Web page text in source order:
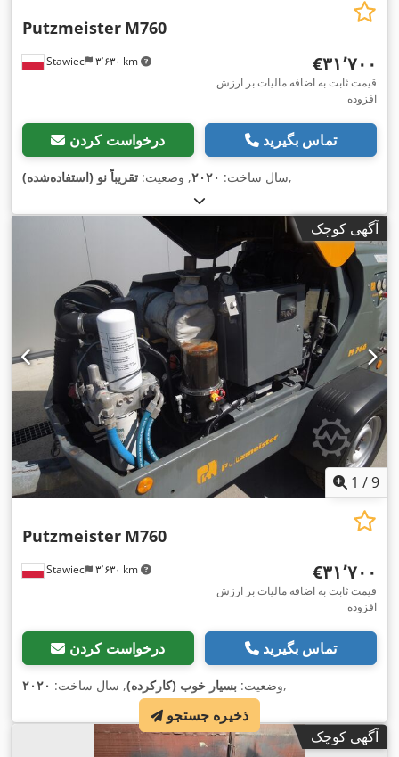
Stawiec ۳٬۶۳۰ km
Putzmeister M760
‎€۳۱٬۷۰۰
قیمت ثابت به اضافه مالیات بر ارزش
افزوده
درخواست کردن تماس بگیرید
سال ساخت: ۲۰۲۰, وضعیت: تقریباً نو (استفاده‌شده) ,
آگهی کوچک
1 /9
Stawiec ۳٬۶۳۰ km
Putzmeister M760
‎€۳۱٬۷۰۰
قیمت ثابت به اضافه مالیات بر ارزش
افزوده
درخواست کردن تماس بگیرید
وضعیت: بسیار خوب (کارکرده), سال ساخت: ۲۰۲۰ ,
آگهی کوچک
ذخیره جستجو